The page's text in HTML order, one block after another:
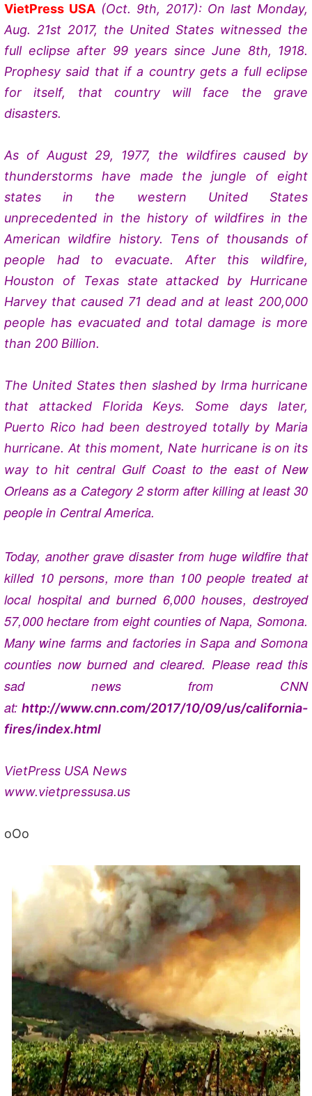
VietPress USA (Oct. 9th, 2017): On last Monday,
Aug. 21st 2017, the United States witnessed the
full eclipse after 99 years since June 8th, 1918.
Prophesy said that if a country gets a full eclipse
for itself, that country will face the grave
disasters.
As of August 29, 1977, the wildfires caused by
thunderstorms have made the jungle of eight
states in the western United States
unprecedented in the history of wildfires in the
American wildfire history. Tens of thousands of
people had to evacuate. After this wildfire,
Houston of Texas state attacked by Hurricane
Harvey that caused 71 dead and at least 200,000
people has evacuated and total damage is more
than 200 Billion.
The United States then slashed by Irma hurricane
that attacked Florida Keys. Some days later,
Puerto Rico had been destroyed totally by Maria
hurricane. At this moment, Nate hurricane is on its
way to hit central Gulf Coast to the east of New
Orleans as a Category 2 storm after killing at least 30
people in Central America.
Today, another grave disaster from huge wildfire that
killed 10 persons, more than 100 people treated at
local hospital and burned 6,000 houses, destroyed
57,000 hectare from eight counties of Napa, Somona.
Many wine farms and factories in Sapa and Somona
counties now burned and cleared. Please read this
sad news from CNN
at: http://www.cnn.com/2017/10/09/us/california-
fires/index.html
VietPress USA News
www.vietpressusa.us
oOo